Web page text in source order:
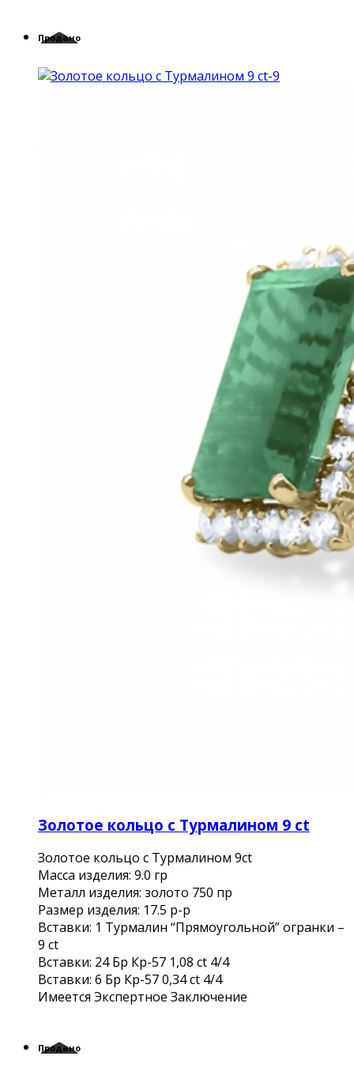
Продано
Золотое кольцо с Турмалином 9 ct
Золотое кольцо с Турмалином 9ct
Масса изделия: 9.0 гр
Металл изделия: золото 750 пр
Размер изделия: 17.5 р-р
Вставки: 1 Турмалин “Прямоугольной” огранки –
9 ct
Вставки: 24 Бр Кр-57 1,08 ct 4/4
Вставки: 6 Бр Кр-57 0,34 ct 4/4
Имеется Экспертное Заключение
Продано